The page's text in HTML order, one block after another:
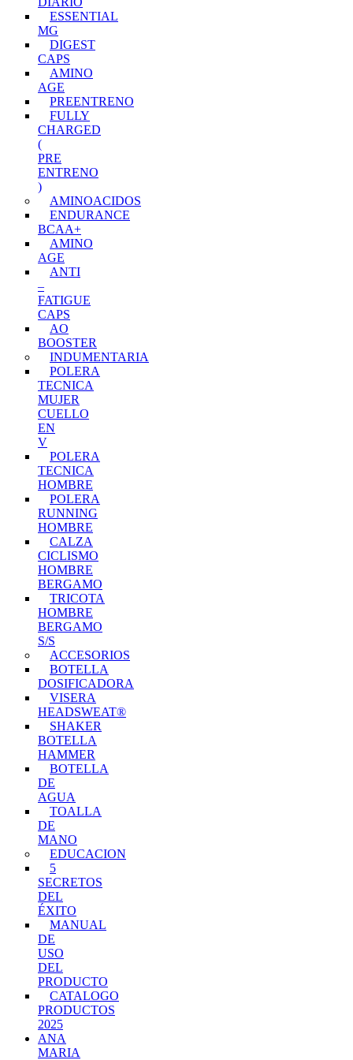
ESSENTIAL
MG
DIGEST
CAPS
AMINO
AGE
PREENTRENO
FULLY
CHARGED
(
PRE
ENTRENO
)
AMINOACIDOS
ENDURANCE
BCAA+
AMINO
AGE
ANTI
–
FATIGUE
CAPS
AO
BOOSTER
INDUMENTARIA
POLERA
TECNICA
MUJER
CUELLO
EN
V
POLERA
TECNICA
HOMBRE
POLERA
RUNNING
HOMBRE
CALZA
CICLISMO
HOMBRE
BERGAMO
TRICOTA
HOMBRE
BERGAMO
S/S
ACCESORIOS
BOTELLA
DOSIFICADORA
VISERA
HEADSWEAT®
SHAKER
BOTELLA
HAMMER
BOTELLA
DE
AGUA
TOALLA
DE
MANO
EDUCACION
5
SECRETOS
DEL
ÉXITO
MANUAL
DE
USO
DEL
PRODUCTO
CATALOGO
PRODUCTOS
2025
ANA
MARIA